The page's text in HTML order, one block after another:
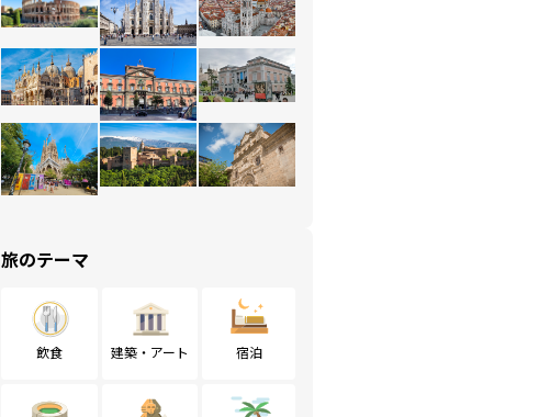
旅のテーマ
飲食 建築・アート 宿泊